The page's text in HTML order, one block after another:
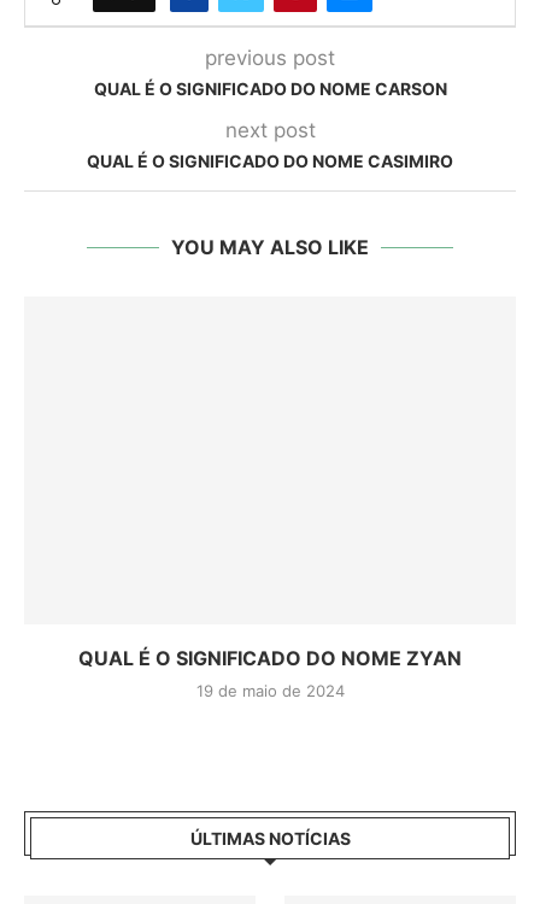
previous post
QUAL É O SIGNIFICADO DO NOME CARSON
next post
QUAL É O SIGNIFICADO DO NOME CASIMIRO
YOU MAY ALSO LIKE
QUAL É O SIGNIFICADO DO NOME ZYAN
19 de maio de 2024
ÚLTIMAS NOTÍCIAS